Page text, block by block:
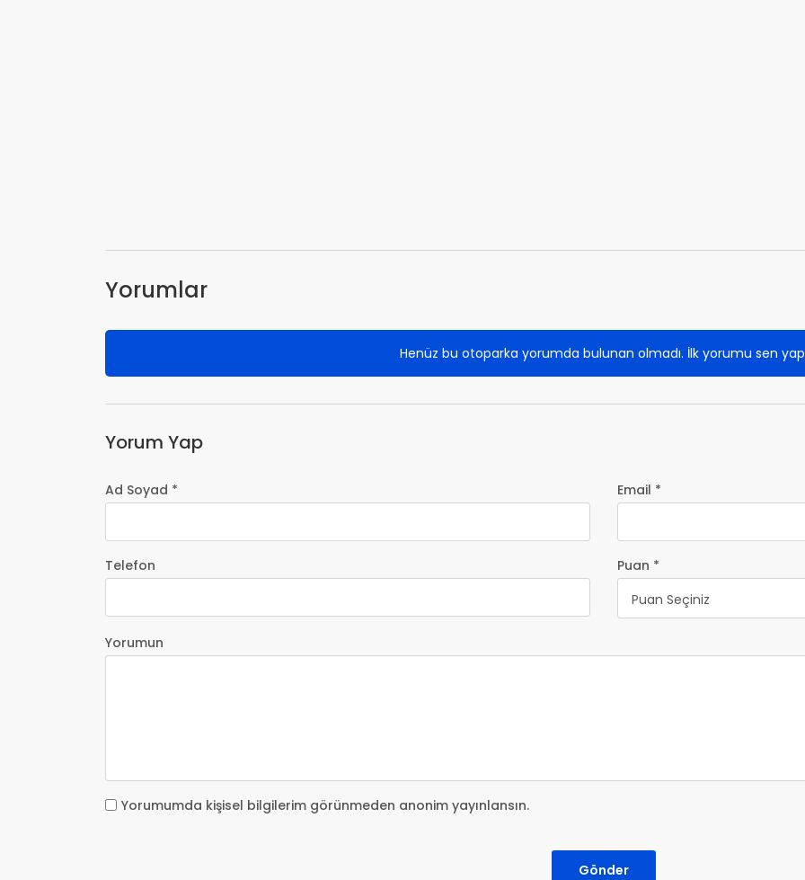
Yorumlar
Henüz bu otoparka yorumda bulunan olmadı. İlk yorumu sen
Yorum Yap
Ad Soyad * Email *
Telefon
Puan *
Puan Seçiniz
Yorumun
Yorumumda kişisel bilgilerim görünmeden anonim yayınlansın.
Gönder